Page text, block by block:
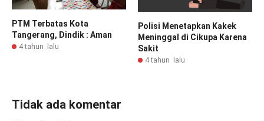
PTM Terbatas Kota
Tangerang, Dindik : Aman
4 tahun lalu
Polisi Menetapkan Kakek
Meninggal di Cikupa Karena
Sakit
4 tahun lalu
Tidak ada komentar